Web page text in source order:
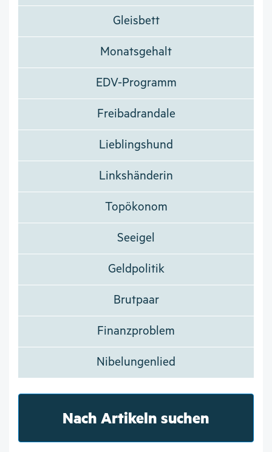
Gleisbett
Monatsgehalt
EDV-Programm
Freibadrandale
Lieblingshund
Linkshänderin
Topökonom
Seeigel
Geldpolitik
Brutpaar
Finanzproblem
Nibelungenlied
Nach Artikeln suchen